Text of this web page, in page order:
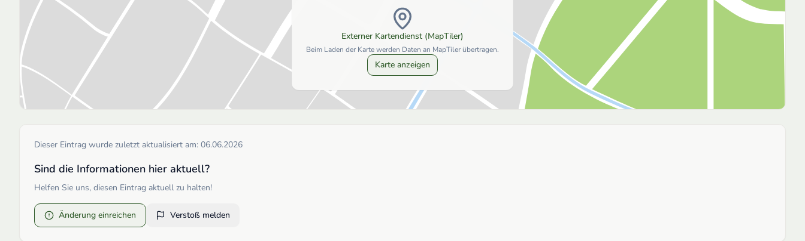
Externer Kartendienst (MapTiler)
Beim Laden der Karte werden Daten an MapTiler übertragen.
Karte anzeigen
Dieser Eintrag wurde zuletzt aktualisiert am: 06.06.2026
Sind die Informationen hier aktuell?
Helfen Sie uns, diesen Eintrag aktuell zu halten!
Änderung einreichen Verstoß melden